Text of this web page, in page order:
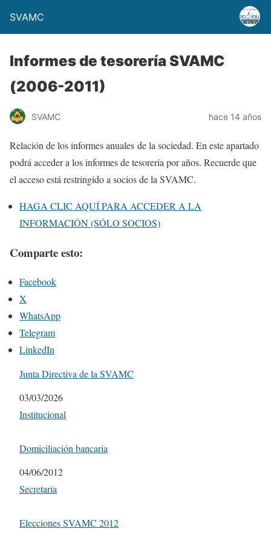
SVAMC
Informes de tesorería SVAMC
(2006-2011)
SVAMC hace 14 años
Relación de los informes anuales de la sociedad. En este apartado
podrá acceder a los informes de tesorería por años. Recuerde que
el acceso está restringido a socios de la SVAMC.
HAGA CLIC AQUÍ PARA ACCEDER A LA
INFORMACIÓN (SÓLO SOCIOS)
Comparte esto:
Facebook
X
WhatsApp
Telegram
LinkedIn
Junta Directiva de la SVAMC
Fecha
03/03/2026
Respecto a
Institucional
Domiciliación bancaria
Fecha
04/06/2012
Respecto a
Secretaría
Elecciones SVAMC 2012